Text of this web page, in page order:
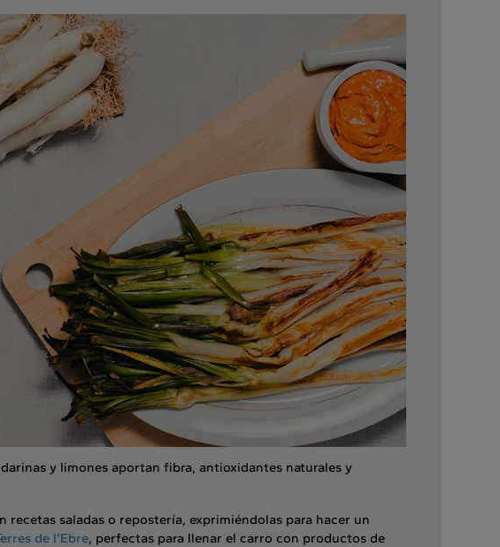
y limones aportan fibra, antioxidantes naturales y
recetas saladas o repostería, exprimiéndolas para hacer un
de l’Ebre, perfectas para llenar el carro con productos de